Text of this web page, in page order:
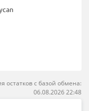
остатков с базой обмена:
06.08.2026 22:48